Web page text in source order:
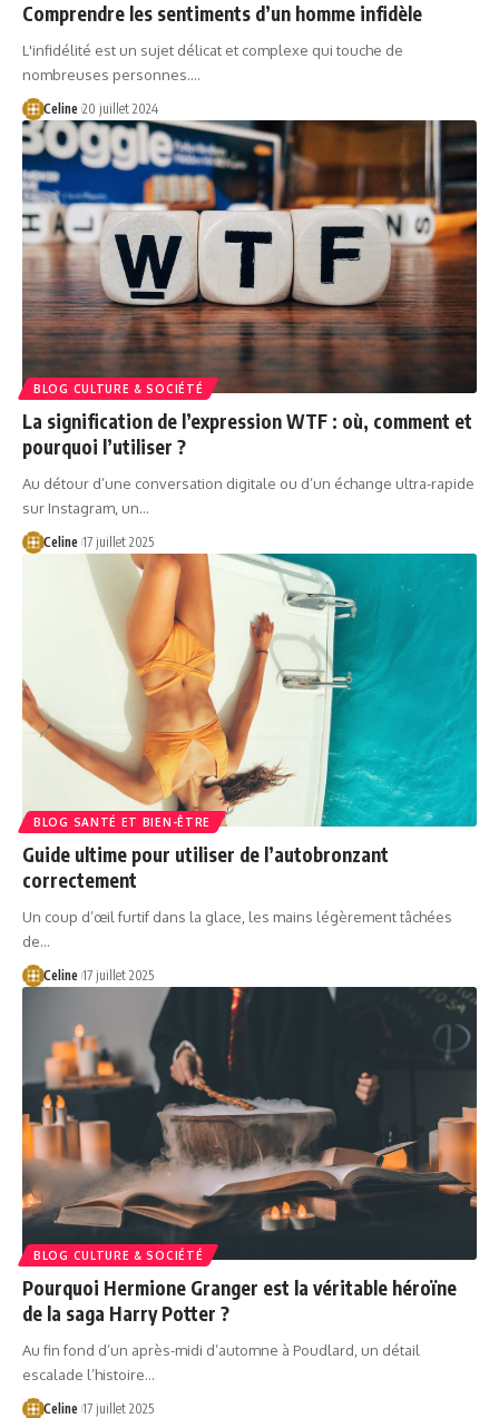
Comprendre les sentiments d’un homme infidèle
L'infidélité est un sujet délicat et complexe qui touche de
nombreuses personnes.…
Celine 20 juillet 2024
BLOG CULTURE & SOCIÉTÉ
La signification de l’expression WTF : où, comment et
pourquoi l’utiliser ?
Au détour d’une conversation digitale ou d’un échange ultra-rapide
sur Instagram, un…
Celine 17 juillet 2025
BLOG SANTÉ ET BIEN-ÊTRE
Guide ultime pour utiliser de l’autobronzant
correctement
Un coup d’œil furtif dans la glace, les mains légèrement tâchées
de…
Celine 17 juillet 2025
BLOG CULTURE & SOCIÉTÉ
Pourquoi Hermione Granger est la véritable héroïne
de la saga Harry Potter ?
Au fin fond d’un après-midi d’automne à Poudlard, un détail
escalade l’histoire…
Celine 17 juillet 2025